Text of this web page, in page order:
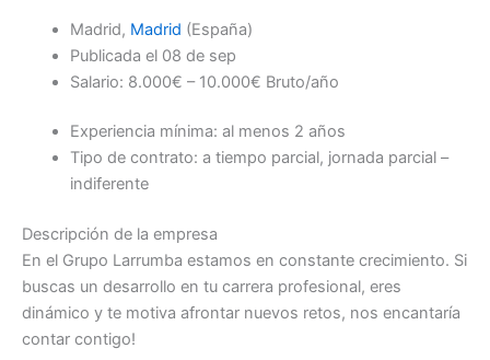
Madrid, Madrid (España)
Publicada el 08 de sep
Salario: 8.000€ – 10.000€ Bruto/año
Experiencia mínima: al menos 2 años
Tipo de contrato: a tiempo parcial, jornada parcial –
indiferente
Descripción de la empresa
En el Grupo Larrumba estamos en constante crecimiento. Si
buscas un desarrollo en tu carrera profesional, eres
dinámico y te motiva afrontar nuevos retos, nos encantaría
contar contigo!